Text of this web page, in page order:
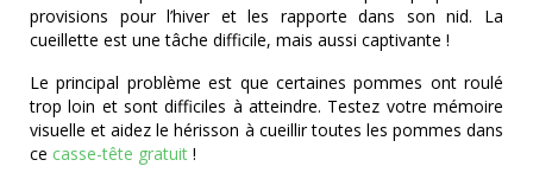
provisions pour l’hiver et les rapporte dans son nid. La
cueillette est une tâche difficile, mais aussi captivante !
Le principal problème est que certaines pommes ont roulé
trop loin et sont difficiles à atteindre. Testez votre mémoire
visuelle et aidez le hérisson à cueillir toutes les pommes dans
ce casse-tête gratuit !